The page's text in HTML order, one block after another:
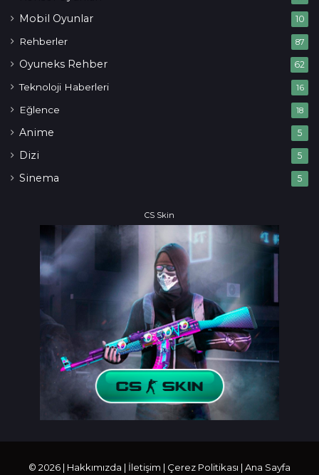
Mobil Oyunlar 10
Rehberler 87
Oyuneks Rehber 62
Teknoloji Haberleri 16
Eğlence 18
Anime 5
Dizi 5
Sinema 5
CS Skin
© 2026 | Hakkımızda | İletişim | Çerez Politikası | Ana Sayfa